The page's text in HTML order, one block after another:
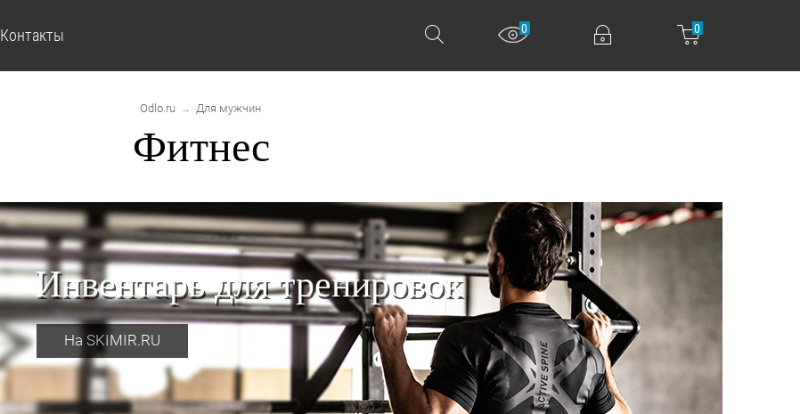
Контакты 0
0
Odlo.ru → Для мужчин
Фитнес
Инвентарь для тренировок
На SKIMIR.RU